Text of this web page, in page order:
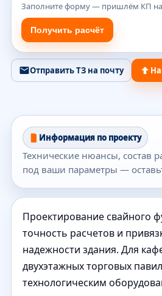
Заполните форму — пришлём КП
Получить расчёт
Отправить ТЗ на почту
Информация по проекту
Технические нюансы, состав
под ваши параметры —
Проектирование свайного
точность расчетов и
надежности здания. Для
двухэтажных торговых
технологическим